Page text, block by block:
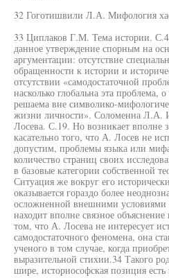
32 Гоготишвили Л.А. Мифология
33 Циплаков Г.М. Тема истории.
данное утверждение спорным на
аргументации: отсутствие
обращенности к истории и
отсутствии «самодостаточной
насколько глобальна эта проблема,
решаема вне символико-
жизни личности». Соломенна Л.А.
Лосева. С.19. Но возникает вполне
касательно того, что А. Лосев не
допустим, проблемы языка или
количество страниц своих
в базовые категории собственной
Ситуация же вокруг его
оказывается гораздо более
осложненной внешними условиями
находит вполне связное
том, что А. Лосева не интересует
самодостаточного феномена, она
ученого в том случае, когда
выразительной стихии.34 Такого
шире, историософская позиция есть